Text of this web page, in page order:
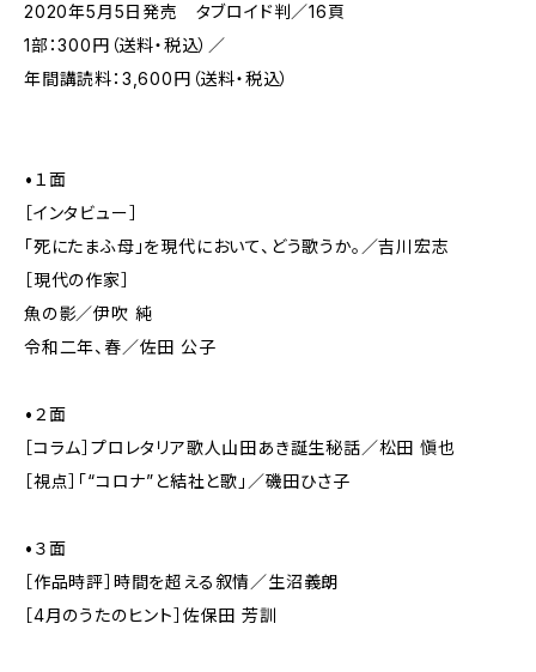
2020年5月5日発売 タブロイド判／16頁
1部：300円（送料・税込）／
年間講読料：3,600円（送料・税込）
•１面
［インタビュー］
「死にたまふ母」を現代において、どう歌うか。／吉川宏志
［現代の作家］
魚の影／伊吹 純
令和二年、春／佐田 公子
•２面
［コラム］プロレタリア歌人山田あき誕生秘話／松田 愼也
［視点］「“コロナ”と結社と歌」／磯田ひさ子
•３面
［作品時評］時間を超える叙情／生沼義朗
［4月のうたのヒント］佐保田 芳訓